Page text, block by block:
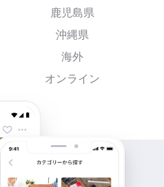
鹿児島県
沖縄県
海外
オンライン